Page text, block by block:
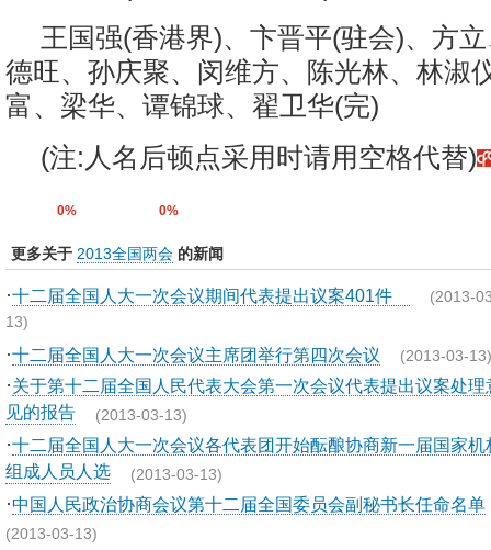
王国强(香港界)、卞晋平(驻会)、方
德旺、孙庆聚、闵维方、陈光林、林淑
富、梁华、谭锦球、翟卫华(完)
(注:人名后顿点采用时请用空格代替)
0% 0%
更多关于 2013全国两会 的新闻
·十二届全国人大一次会议期间代表提出议案401件 (2013-
13)
·十二届全国人大一次会议主席团举行第四次会议 (2013-03-13)
·关于第十二届全国人民代表大会第一次会议代表提出议案处理
见的报告 (2013-03-13)
·十二届全国人大一次会议各代表团开始酝酿协商新一届国家机
组成人员人选 (2013-03-13)
·中国人民政治协商会议第十二届全国委员会副秘书长任命名单
(2013-03-13)